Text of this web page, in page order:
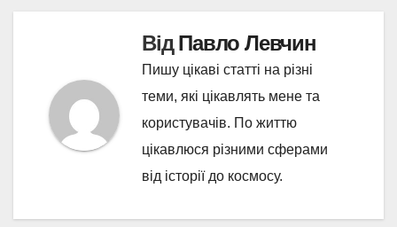
ВідПавло Левчин
Пишу цікаві статті на різні
теми, які цікавлять мене та
користувачів. По життю
цікавлюся різними сферами
від історії до космосу.